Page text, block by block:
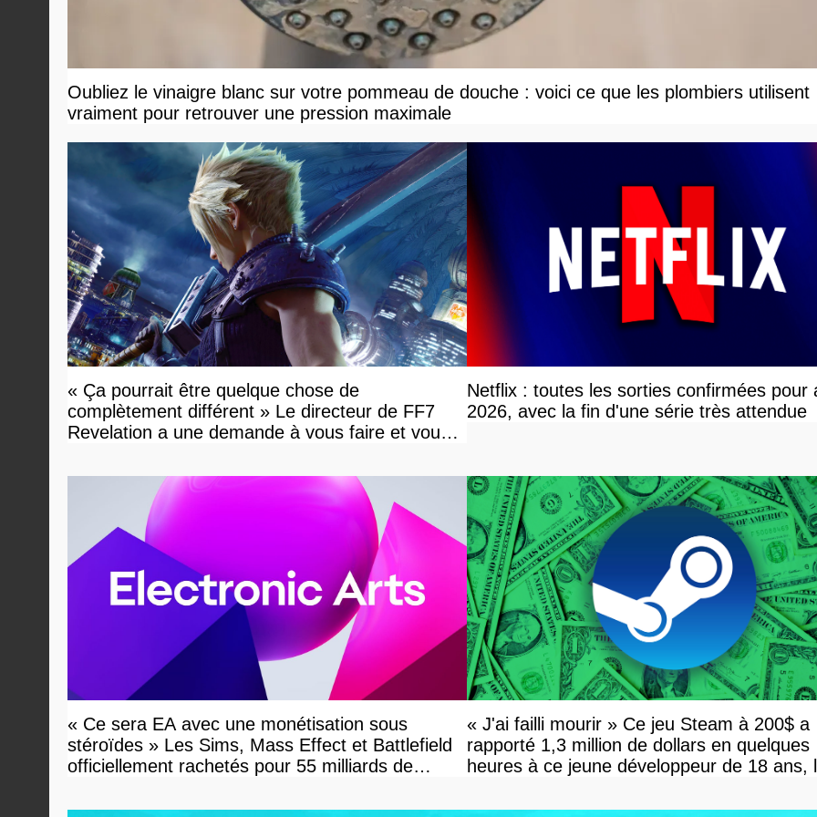
Oubliez le vinaigre blanc sur votre pommeau de douche : voici ce que les plombiers utilisent
vraiment pour retrouver une pression maximale
« Ça pourrait être quelque chose de
complètement différent » Le directeur de FF7
Revelation a une demande à vous faire et vous
Netflix : toutes les sorties confirmées pour
2026, avec la fin d'une série très attendue
« Ce sera EA avec une monétisation sous
stéroïdes » Les Sims, Mass Effect et Battlefield
officiellement rachetés pour 55 milliards de
« J'ai failli mourir » Ce jeu Steam à 200$ a
rapporté 1,3 million de dollars en quelques
heures à ce jeune développeur de 18 ans,